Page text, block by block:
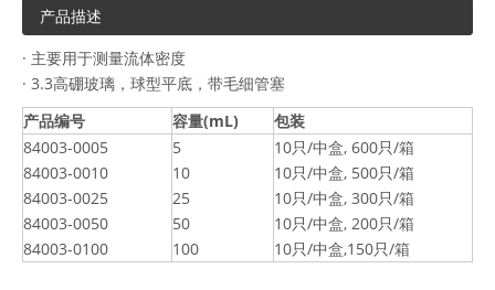
产品描述
· 主要用于测量流体密度
· 3.3高硼玻璃，球型平底，带毛细管塞
产品编号
容量(mL)
包装
84003-0005
84003-0010
84003-0025
84003-0050
84003-0100
5
10
25
50
100
10只/中盒, 600只/箱
10只/中盒, 500只/箱
10只/中盒, 300只/箱
10只/中盒, 200只/箱
10只/中盒,150只/箱